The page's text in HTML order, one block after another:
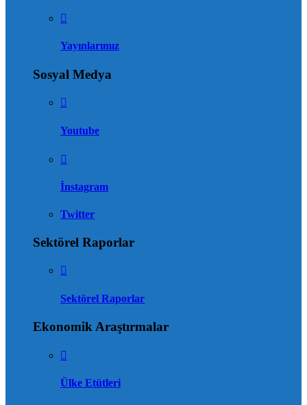
Yayınlarımız
Sosyal Medya
Youtube
İnstagram
Twitter
Sektörel Raporlar
Sektörel Raporlar
Ekonomik Araştırmalar
Ülke Etütleri